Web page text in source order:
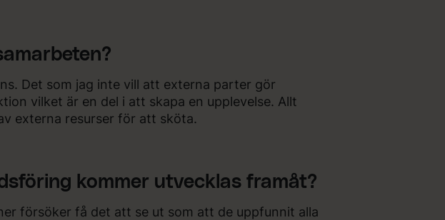
Det som jag inte vill att externa parter gör
vilket är en del i att skapa en upplevelse. Allt
externa resurser för att sköta.
kommer utvecklas framåt?
försöker få det att se ut som att de uppfunnit alla